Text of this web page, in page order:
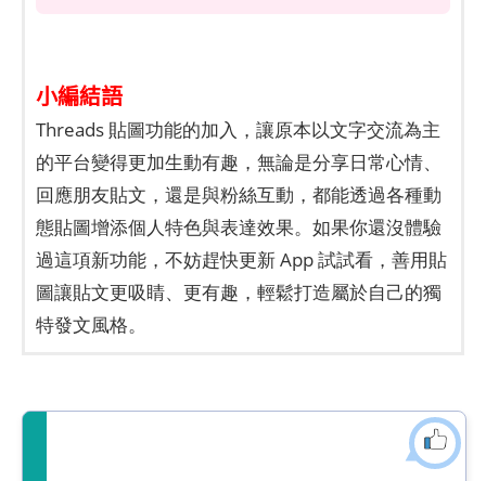
小編結語
Threads 貼圖功能的加入，讓原本以文字交流為主
的平台變得更加生動有趣，無論是分享日常心情、
回應朋友貼文，還是與粉絲互動，都能透過各種動
態貼圖增添個人特色與表達效果。如果你還沒體驗
過這項新功能，不妨趕快更新 App 試試看，善用貼
圖讓貼文更吸睛、更有趣，輕鬆打造屬於自己的獨
特發文風格。